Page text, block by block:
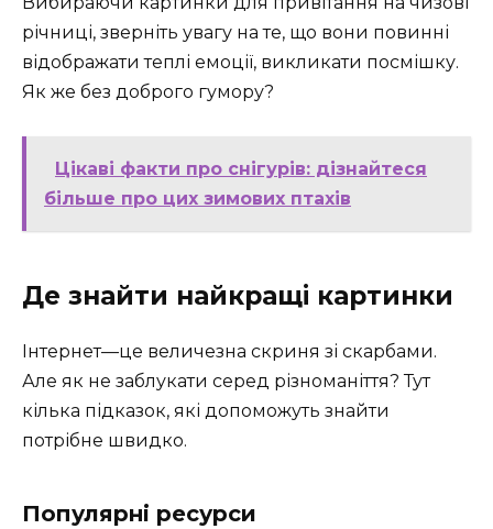
річниці, зверніть увагу на те, що вони повинні
відображати теплі емоції, викликати посмішку.
Як же без доброго гумору?
Цікаві факти про снігурів: дізнайтеся
більше про цих зимових птахів
Де знайти найкращі картинки
Інтернет—це величезна скриня зі скарбами.
Але як не заблукати серед різноманіття? Тут
кілька підказок, які допоможуть знайти
потрібне швидко.
Популярні ресурси